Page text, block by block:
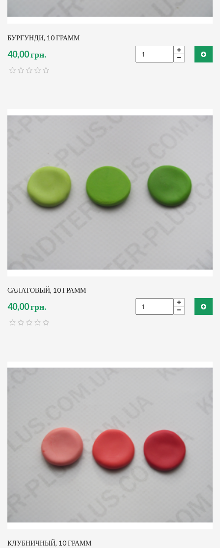
БУРГУНДИ, 10 ГРАММ
40,00 грн.
САЛАТОВЫЙ, 10 ГРАММ
40,00 грн.
КЛУБНИЧНЫЙ, 10 ГРАММ